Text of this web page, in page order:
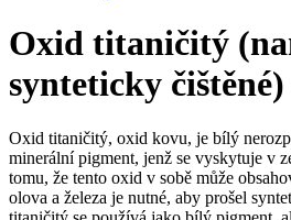
Oxid titaničitý
synteticky čištěné)
Oxid titaničitý, oxid kovu, je bílý
minerální pigment, jenž se vyskytuje v
tomu, že tento oxid v sobě může
olova a železa je nutné, aby prošel